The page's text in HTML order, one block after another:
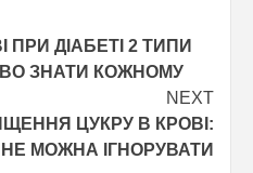
ПРИ ДІАБЕТІ 2 ТИПИ
ЗНАТИ КОЖНОМУ
NEXT
ЦУКРУ В КРОВІ:
МОЖНА ІГНОРУВАТИ